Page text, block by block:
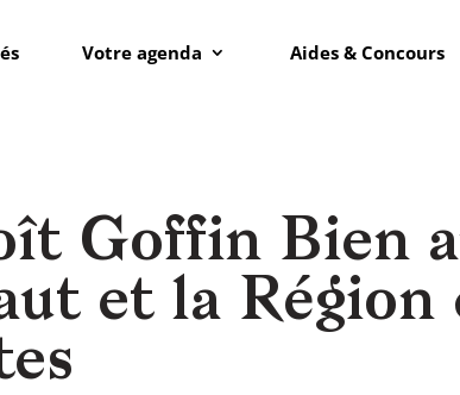
Votre agenda Aides & Concours
Goffin Bien
et la